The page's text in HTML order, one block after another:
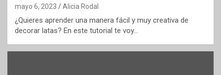
mayo 6, 2023 Alicia Rodal
¿Quieres aprender una manera fácil y muy creativa de
decorar latas? En este tutorial te voy…